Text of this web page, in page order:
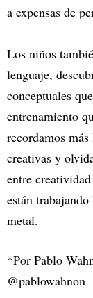
a expensas de
Los niños
lenguaje,
conceptuales
entrenamiento
recordamos
creativas y
entre
están
metal.
*Por Pablo
@pablowahnon